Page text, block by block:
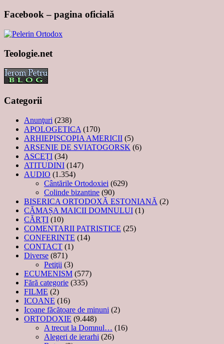
Facebook – pagina oficială
Teologie.net
Categorii
Anunţuri (238)
APOLOGETICA (170)
ARHIEPISCOPIA AMERICII (5)
ARSENIE DE SVIATOGORSK (6)
ASCEȚI (34)
ATITUDINI (147)
AUDIO (1.354)
Cântările Ortodoxiei (629)
Colinde bizantine (90)
BISERICA ORTODOXĂ ESTONIANĂ (2)
CĂMAȘA MAICII DOMNULUI (1)
CĂRȚI (10)
COMENTARII PATRISTICE (25)
CONFERINTE (14)
CONTACT (1)
Diverse (871)
Petiţii (3)
ECUMENISM (577)
Fără categorie (335)
FILME (2)
ICOANE (16)
Icoane făcătoare de minuni (2)
ORTODOXIE (9.448)
A trecut la Domnul… (16)
Alegeri de ierarhi (26)